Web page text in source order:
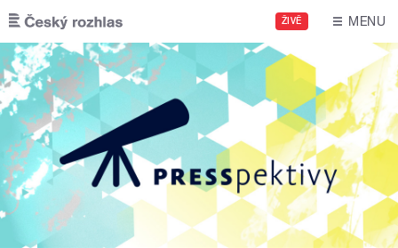
Přejít k hlavnímu obsahu
ŽIVĚ MENU